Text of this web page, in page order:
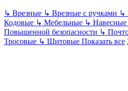
↳ Врезные ↳ Врезные с ручками ↳
Кодовые ↳ Мебельные ↳ Навесные
Повышенной безопасности ↳
Тросовые ↳ Щитовые Показать все